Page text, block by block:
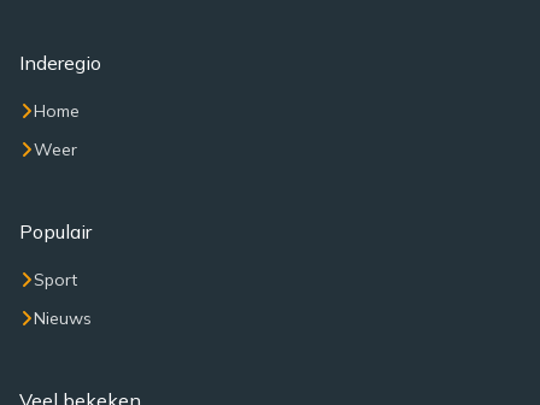
Inderegio
Home
Weer
Populair
Sport
Nieuws
Veel bekeken